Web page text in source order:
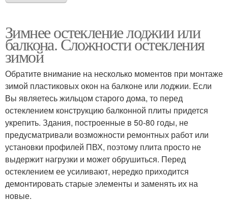
Зимнее остекление лоджии или
балкона. Сложности остекления
зимой
Обратите внимание на несколько моментов при монтаже
зимой пластиковых окон на балконе или лоджии. Если
Вы являетесь жильцом старого дома, то перед
остеклением конструкцию балконной плиты придется
укрепить. Здания, построенные в 50-80 годы, не
предусматривали возможности ремонтных работ или
установки профилей ПВХ, поэтому плита просто не
выдержит нагрузки и может обрушиться. Перед
остеклением ее усиливают, нередко приходится
демонтировать старые элементы и заменять их на
новые.